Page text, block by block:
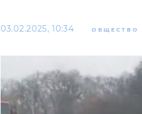
03.02.2025, 10:34 ОБЩЕСТВО